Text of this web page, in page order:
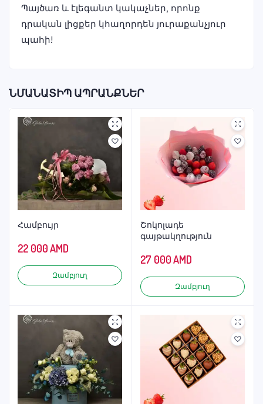
Պայծառ և էլեգանտ կակաչներ, որոնք
դրական լիցքեր կհաղորդեն յուրաքանչյուր
պահի!
ՆՄԱՆԱՏԻՊ ԱՊՐԱՆՔՆԵՐ
Համբույր
22 000AMD
Զամբյուղ
Շոկոլադե
գայթակղություն
27 000AMD
Զամբյուղ